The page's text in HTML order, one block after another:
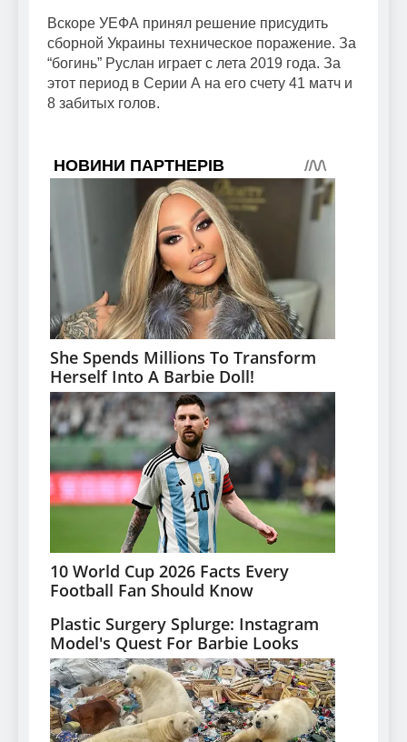
Вскоре УЕФА принял решение присудить
сборной Украины техническое поражение. За
“богинь” Руслан играет с лета 2019 года. За
этот период в Серии А на его счету 41 матч и
8 забитых голов.